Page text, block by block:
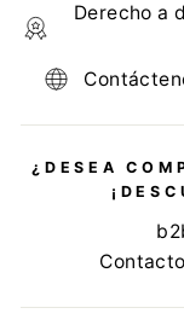
Derecho a
¿DESEA